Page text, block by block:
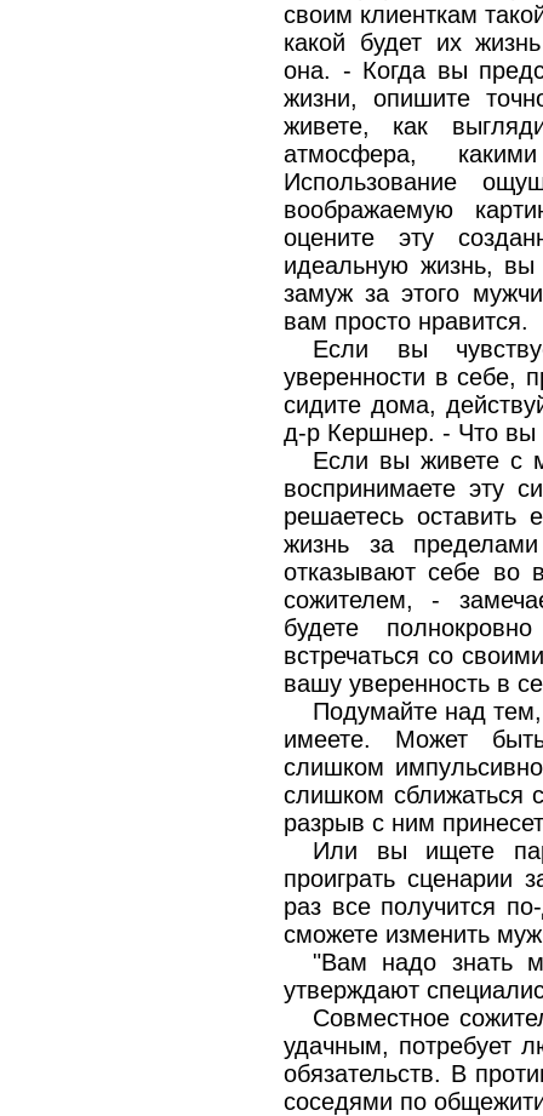
своим клиенткам
какой будет их
она. - Когда вы
жизни, опишите
живете, как
атмосфера,
Использование
воображаемую
оцените эту
идеальную жизнь,
замуж за этого
вам просто нравится.
Если вы
уверенности в себе,
сидите дома,
д-р Кершнер. - Что вы
Если вы живете с
воспринимаете эту
решаетесь оставить
жизнь за
отказывают себе во
сожителем, -
будете
встречаться со
вашу уверенность в
Подумайте над
имеете. Может
слишком
слишком сближаться
разрыв с ним
Или вы ищете
проиграть сценарии
раз все получится
сможете изменить
"Вам надо знать
утверждают
Совместное
удачным, потребует
обязательств. В
соседями по